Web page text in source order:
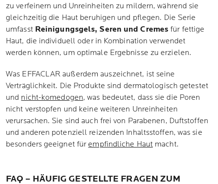
zu verfeinern und Unreinheiten zu mildern, während sie
gleichzeitig die Haut beruhigen und pflegen. Die Serie
umfasst Reinigungsgels, Seren und Cremes für fettige
Haut, die individuell oder in Kombination verwendet
werden können, um optimale Ergebnisse zu erzielen.
Was EFFACLAR außerdem auszeichnet, ist seine
Verträglichkeit. Die Produkte sind dermatologisch getestet
und nicht-komedogen, was bedeutet, dass sie die Poren
nicht verstopfen und keine weiteren Unreinheiten
verursachen. Sie sind auch frei von Parabenen, Duftstoffen
und anderen potenziell reizenden Inhaltsstoffen, was sie
besonders geeignet fürempfindliche Haut macht.
FAQ – HÄUFIG GESTELLTE FRAGEN ZUM